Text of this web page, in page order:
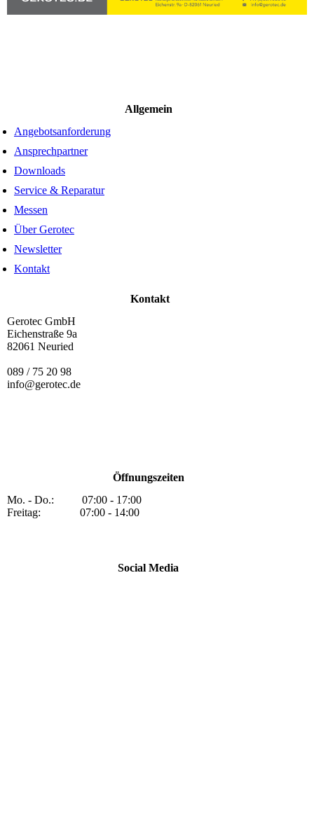
Allgemein
Angebotsanforderung
Ansprechpartner
Downloads
Service & Reparatur
Messen
Über Gerotec
Newsletter
Kontakt
Kontakt
Gerotec GmbH
Eichenstraße 9a
82061 Neuried
089 / 75 20 98
info@gerotec.de
Öffnungszeiten
Mo. - Do.: 07:00 - 17:00
Freitag: 07:00 - 14:00
Social Media